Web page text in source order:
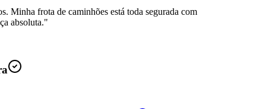
Minha frota de caminhões está toda segurada com
absoluta."